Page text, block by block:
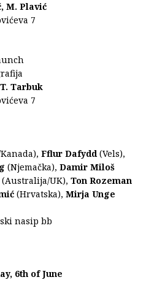
M. Plavić
7
Tarbuk
7
Fflur Dafydd(Vels),
(Njemačka), Damir Miloš
(Australija/UK), Ton Rozeman
(Hrvatska), Mirja Unge
nasip bb
6th of June